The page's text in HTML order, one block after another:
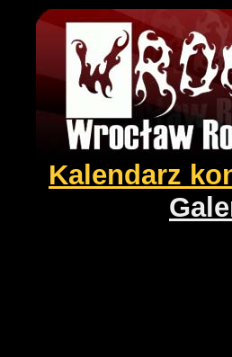
Kalendarz